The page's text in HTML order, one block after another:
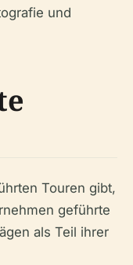
und
Touren gibt,
geführte
als Teil ihrer